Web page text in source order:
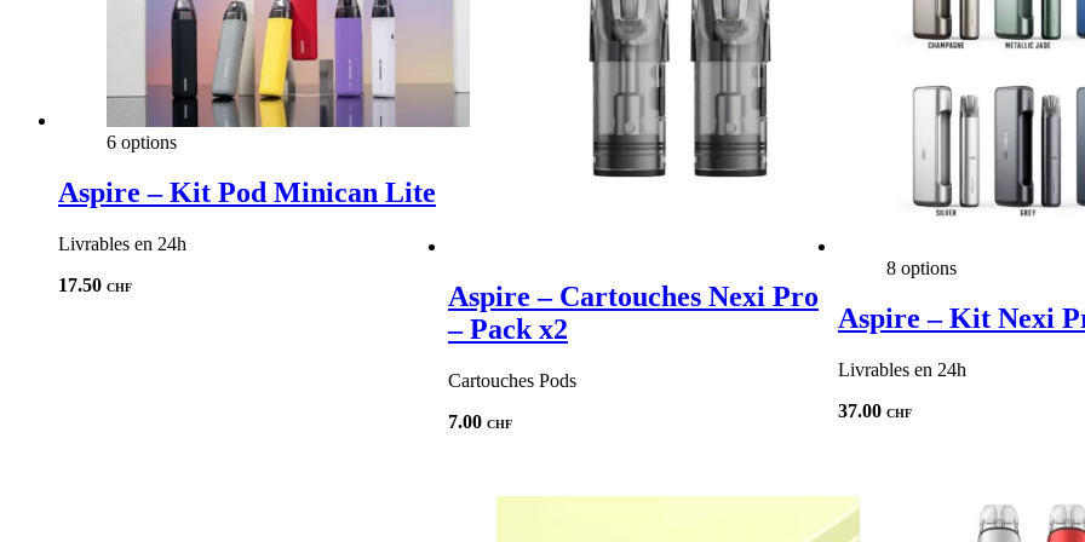
6 options
Aspire – Kit Pod Minican Lite
Livrables en 24h
17.50 CHF
Aspire – Cartouches Nexi Pro
– Pack x2
Cartouches Pods
7.00 CHF
8 options
Aspire – Kit Nexi
Livrables en 24h
37.00 CHF